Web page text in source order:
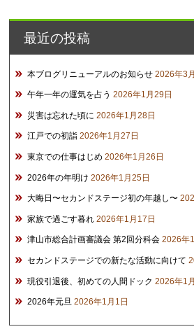
イ
ブ
最近の投稿
本ブログリニューアルのお知らせ 2026年3
午年一年の運気を占う 2026年1月29日
災害は忘れた頃に 2026年1月28日
江戸での初詣 2026年1月27日
東京での仕事はじめ 2026年1月26日
2026年の年明け 2026年1月25日
大晦日〜セカンドステージ初の年越し〜
家族で過ごす暮れ 2026年1月17日
津山市総合計画審議会 第2回分科会 2026年
セカンドステージでの新たな活動に向けて
現役引退後、初めての人間ドック 2026年1
2026年元旦 2026年1月1日